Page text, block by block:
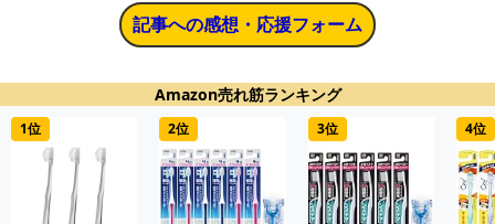
記事への感想・応援フォーム
Amazon売れ筋ランキング
1位 2位 3位 4位